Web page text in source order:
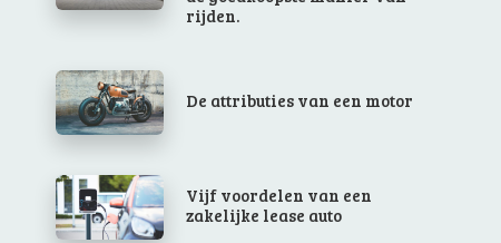
rijden.
De attributies van een motor
Vijf voordelen van een
zakelijke lease auto